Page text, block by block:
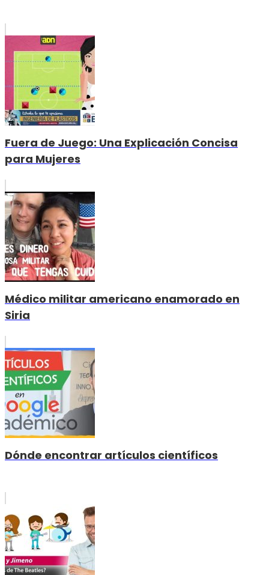
Fuera de Juego: Una Explicación Concisa
para Mujeres
Médico militar americano enamorado en
Siria
Dónde encontrar artículos científicos